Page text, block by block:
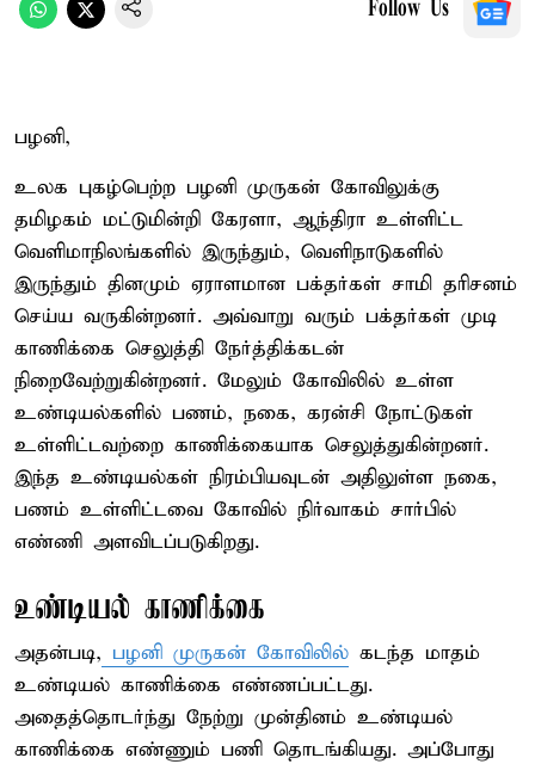
Follow Us
பழனி,
உலக புகழ்பெற்ற பழனி முருகன் கோவிலுக்கு
தமிழகம் மட்டுமின்றி கேரளா, ஆந்திரா உள்ளிட்ட
வெளிமாநிலங்களில் இருந்தும், வெளிநாடுகளில்
இருந்தும் தினமும் ஏராளமான பக்தர்கள் சாமி தரிசனம்
செய்ய வருகின்றனர். அவ்வாறு வரும் பக்தர்கள் முடி
காணிக்கை செலுத்தி நேர்த்திக்கடன்
நிறைவேற்றுகின்றனர். மேலும் கோவிலில் உள்ள
உண்டியல்களில் பணம், நகை, கரன்சி நோட்டுகள்
உள்ளிட்டவற்றை காணிக்கையாக செலுத்துகின்றனர்.
இந்த உண்டியல்கள் நிரம்பியவுடன் அதிலுள்ள நகை,
பணம் உள்ளிட்டவை கோவில் நிர்வாகம் சார்பில்
எண்ணி அளவிடப்படுகிறது.
உண்டியல் காணிக்கை
அதன்படி, பழனி முருகன் கோவிலில் கடந்த மாதம்
உண்டியல் காணிக்கை எண்ணப்பட்டது.
அதைத்தொடர்ந்து நேற்று முன்தினம் உண்டியல்
காணிக்கை எண்ணும் பணி தொடங்கியது. அப்போது